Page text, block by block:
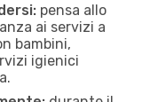
pensa allo
ai servizi a
bambini,
igienici